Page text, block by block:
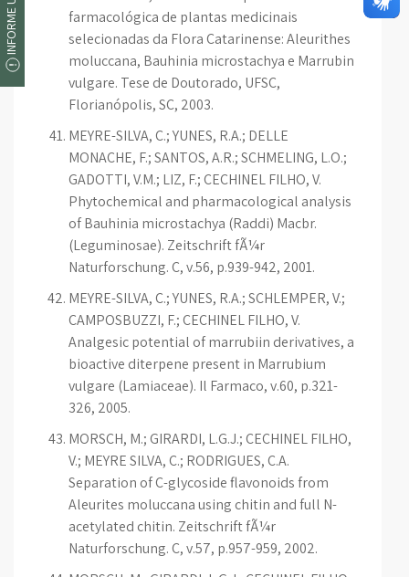
farmacológica de plantas medicinais
selecionadas da Flora Catarinense: Aleurithes
moluccana, Bauhinia microstachya e Marrubin
vulgare. Tese de Doutorado, UFSC,
Florianópolis, SC, 2003.
MEYRE-SILVA, C.; YUNES, R.A.; DELLE
MONACHE, F.; SANTOS, A.R.; SCHMELING, L.O.;
GADOTTI, V.M.; LIZ, F.; CECHINEL FILHO, V.
Phytochemical and pharmacological analysis
of Bauhinia microstachya (Raddi) Macbr.
(Leguminosae). Zeitschrift fÃ¼r
Naturforschung. C, v.56, p.939-942, 2001.
MEYRE-SILVA, C.; YUNES, R.A.; SCHLEMPER, V.;
CAMPOSBUZZI, F.; CECHINEL FILHO, V.
Analgesic potential of marrubiin derivatives, a
bioactive diterpene present in Marrubium
vulgare (Lamiaceae). Il Farmaco, v.60, p.321-
326, 2005.
MORSCH, M.; GIRARDI, L.G.J.; CECHINEL FILHO,
V.; MEYRE SILVA, C.; RODRIGUES, C.A.
Separation of C-glycoside flavonoids from
Aleurites moluccana using chitin and full N-
acetylated chitin. Zeitschrift fÃ¼r
Naturforschung. C, v.57, p.957-959, 2002.